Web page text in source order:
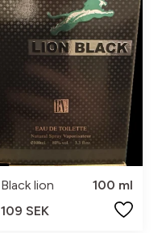
Black lion
100 ml
109 SEK